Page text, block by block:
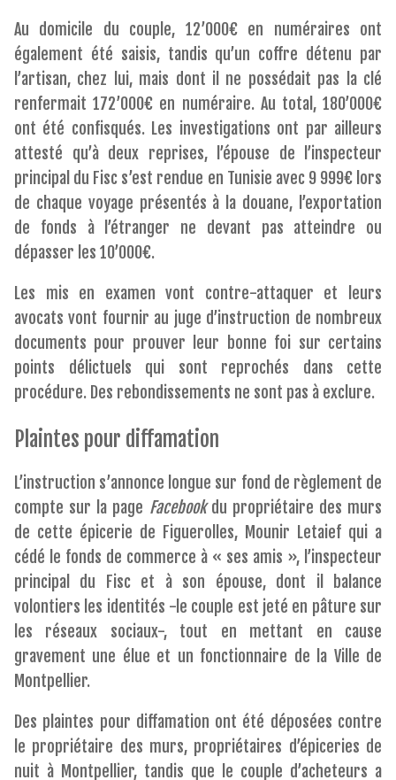
Au domicile du couple, 12’000€ en numéraires ont
également été saisis, tandis qu’un coffre détenu par
l’artisan, chez lui, mais dont il ne possédait pas la clé
renfermait 172’000€ en numéraire. Au total, 180’000€
ont été confisqués. Les investigations ont par ailleurs
attesté qu’à deux reprises, l’épouse de l’inspecteur
principal du Fisc s’est rendue en Tunisie avec 9 999€ lors
de chaque voyage présentés à la douane, l’exportation
de fonds à l’étranger ne devant pas atteindre ou
dépasser les 10’000€.
Les mis en examen vont contre-attaquer et leurs
avocats vont fournir au juge d’instruction de nombreux
documents pour prouver leur bonne foi sur certains
points délictuels qui sont reprochés dans cette
procédure. Des rebondissements ne sont pas à exclure.
Plaintes pour diffamation
L’instruction s’annonce longue sur fond de règlement de
compte sur la page Facebookdu propriétaire des murs
de cette épicerie de Figuerolles, Mounir Letaief qui a
cédé le fonds de commerce à « ses amis », l’inspecteur
principal du Fisc et à son épouse, dont il balance
volontiers les identités -le couple est jeté en pâture sur
les réseaux sociaux-, tout en mettant en cause
gravement une élue et un fonctionnaire de la Ville de
Montpellier.
Des plaintes pour diffamation ont été déposées contre
le propriétaire des murs, propriétaires d’épiceries de
nuit à Montpellier, tandis que le couple d’acheteurs a